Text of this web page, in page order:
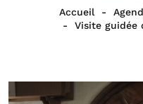
Accueil
Visite guidée